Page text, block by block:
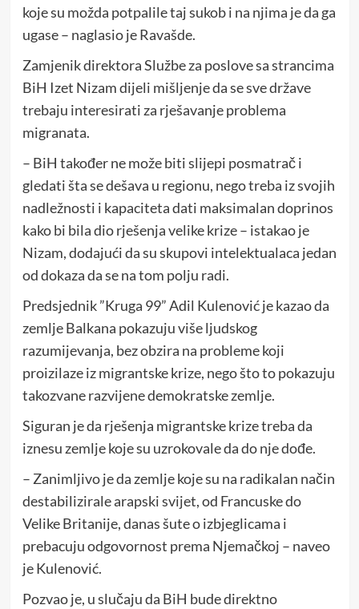
koje su možda potpalile taj sukob i na njima je da ga
ugase – naglasio je Ravašde.
Zamjenik direktora Službe za poslove sa strancima
BiH Izet Nizam dijeli mišljenje da se sve države
trebaju interesirati za rješavanje problema
migranata.
– BiH također ne može biti slijepi posmatrač i
gledati šta se dešava u regionu, nego treba iz svojih
nadležnosti i kapaciteta dati maksimalan doprinos
kako bi bila dio rješenja velike krize – istakao je
Nizam, dodajući da su skupovi intelektualaca jedan
od dokaza da se na tom polju radi.
Predsjednik ”Kruga 99” Adil Kulenović je kazao da
zemlje Balkana pokazuju više ljudskog
razumijevanja, bez obzira na probleme koji
proizilaze iz migrantske krize, nego što to pokazuju
takozvane razvijene demokratske zemlje.
Siguran je da rješenja migrantske krize treba da
iznesu zemlje koje su uzrokovale da do nje dođe.
– Zanimljivo je da zemlje koje su na radikalan način
destabilizirale arapski svijet, od Francuske do
Velike Britanije, danas šute o izbjeglicama i
prebacuju odgovornost prema Njemačkoj – naveo
je Kulenović.
Pozvao je, u slučaju da BiH bude direktno